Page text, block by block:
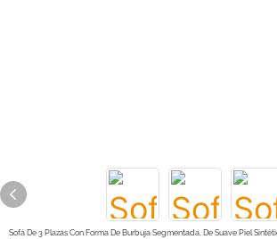
Sofá De 3 Plazas Con Forma De Burbuja Segmentada, De Suave Piel